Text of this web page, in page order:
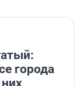
города